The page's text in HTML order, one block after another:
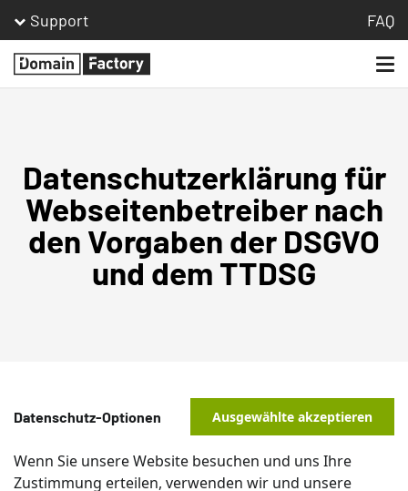
Support FAQ
Homepage
Datenschutzerklärung für
Webseitenbetreiber nach
den Vorgaben der DSGVO
und dem TTDSG
Datenschutz-Optionen Ausgewählte akzeptieren
Wenn Sie unsere Website besuchen und uns Ihre
Zustimmung erteilen, verwenden wir und unsere